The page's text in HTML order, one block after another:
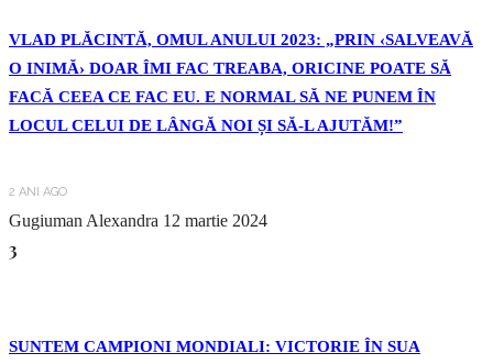
VLAD PLĂCINTĂ, OMUL ANULUI 2023: „PRIN ‹SALVEAVĂ
O INIMĂ› DOAR ÎMI FAC TREABA, ORICINE POATE SĂ
FACĂ CEEA CE FAC EU. E NORMAL SĂ NE PUNEM ÎN
LOCUL CELUI DE LÂNGĂ NOI ȘI SĂ-L AJUTĂM!”
2 ANI AGO
Gugiuman Alexandra 12 martie 2024
3
SUNTEM CAMPIONI MONDIALI: VICTORIE ÎN SUA